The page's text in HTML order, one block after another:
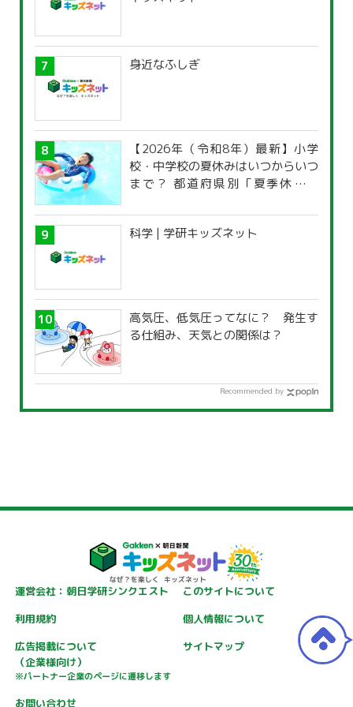
身近なふしぎ
【2026年（令和8年）最新】小学
校・中学校の夏休みはいつからいつ
まで？ 都道府県別「夏季休暇一
科学 | 学研キッズネット
高気圧、低気圧ってなに？ 発生す
る仕組み、天気との関係は？
Recommended by
運営会社：朝日学研シンクエスト
このサイトについて
利用規約
個人情報について
広告掲載について
（企業様向け）
※パートナー企業のページに遷移します
サイトマップ
お問い合わせ